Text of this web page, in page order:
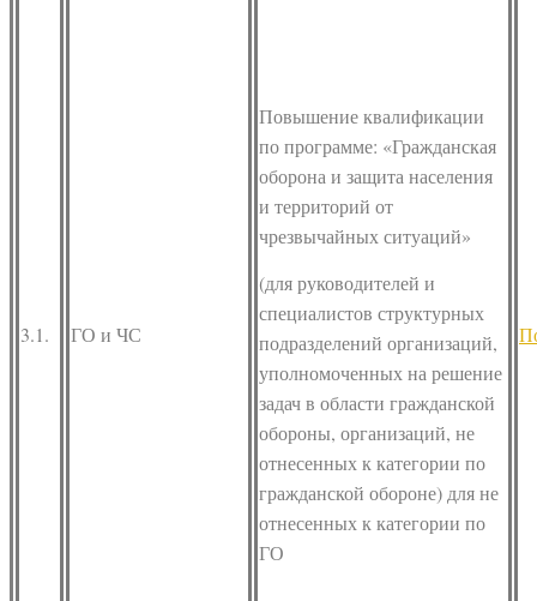
3.1. ГО и ЧС
Повышение квалификации
по программе: «Гражданская
оборона и защита населения
и территорий от
чрезвычайных ситуаций»
(для руководителей и
специалистов структурных
подразделений организаций,
уполномоченных на решение
задач в области гражданской
обороны, организаций, не
отнесенных к категории по
гражданской обороне) для не
отнесенных к категории по
ГО